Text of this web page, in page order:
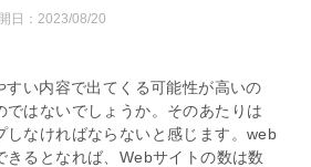
日： 2023/08/20
すい内容で出てくる可能性が高いの
ではないでしょうか。そのあたりは
しなければならないと感じます。web
きるとなれば、Webサイトの数は数